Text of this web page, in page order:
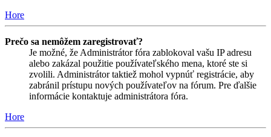
Hore
Prečo sa nemôžem zaregistrovať?
Je možné, že Administrátor fóra zablokoval vašu IP adresu
alebo zakázal použitie používateľského mena, ktoré ste si
zvolili. Administrátor taktiež mohol vypnúť registrácie, aby
zabránil prístupu nových používateľov na fórum. Pre ďalšie
informácie kontaktuje administrátora fóra.
Hore